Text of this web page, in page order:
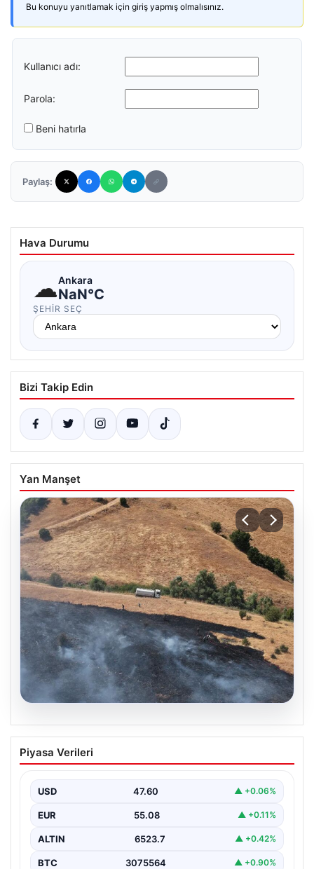
Bu konuyu yanıtlamak için giriş yapmış olmalısınız.
Kullanıcı adı:
Parola:
Beni hatırla
Paylaş:
Hava Durumu
☁Ankara
NaN°C
ŞEHIR SEÇ
Bizi Takip Edin
Yan Manşet
Tunceli’de otluk yangını ormanlık alana
sıçramadan kontrol altına alındı
arasında bulunan otlaklık bölgede henüz
belirlenemeyen bir nedenle…
Piyasa Verileri
USD 47.60 ▲ +0.06%
EUR 55.08 ▲ +0.11%
ALTIN 6523.7 ▲ +0.42%
BTC 3075564 ▲ +0.90%